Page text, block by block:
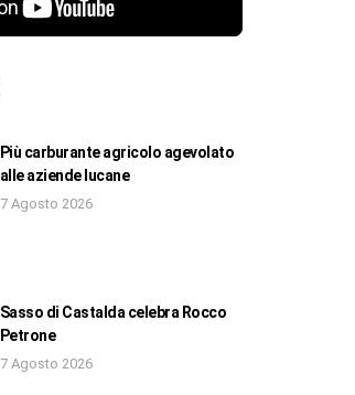
Più carburante agricolo agevolato
alle aziende lucane
7 Agosto 2026
Sasso di Castalda celebra Rocco
Petrone
7 Agosto 2026